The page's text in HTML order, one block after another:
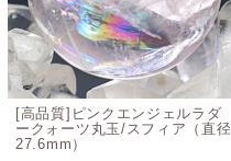
[高品質]ピンクエンジェルラダ
ークォーツ丸玉/スフィア（直径
27.6mm）